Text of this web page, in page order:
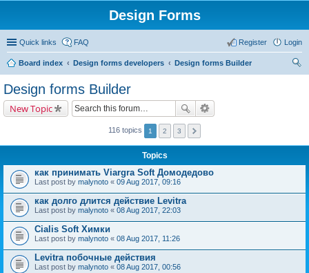
Design Forms
Quick links FAQ Login
Register
Board index Design forms developers
Design forms Builder
Design forms Builder
New Topic
116 topics 1 2 3
Topics
как принимать Viargra Soft Домодедово
Last post by malynoto « 09 Aug 2017, 09:16
как долго длится действие Levitra
Last post by malynoto « 08 Aug 2017, 22:03
Cialis Soft Химки
Last post by malynoto « 08 Aug 2017, 11:26
Levitra побочные действия
Last post by malynoto « 08 Aug 2017, 00:56